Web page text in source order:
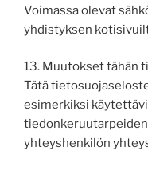
Voimassa olevat
yhdistyksen
13. Muutokset tähän
Tätä
esimerkiksi
yhteyshenkilön